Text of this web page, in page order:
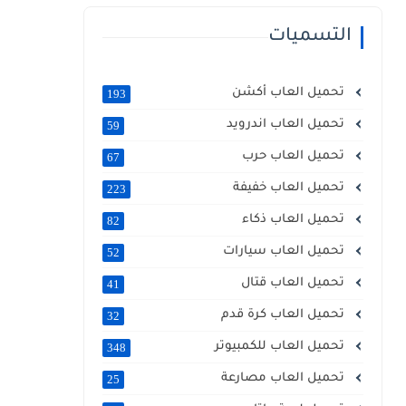
التسميات
تحميل العاب أكشن 193
تحميل العاب اندرويد 59
تحميل العاب حرب 67
تحميل العاب خفيفة 223
تحميل العاب ذكاء 82
تحميل العاب سيارات 52
تحميل العاب قتال 41
تحميل العاب كرة قدم 32
تحميل العاب للكمبيوتر 348
تحميل العاب مصارعة 25